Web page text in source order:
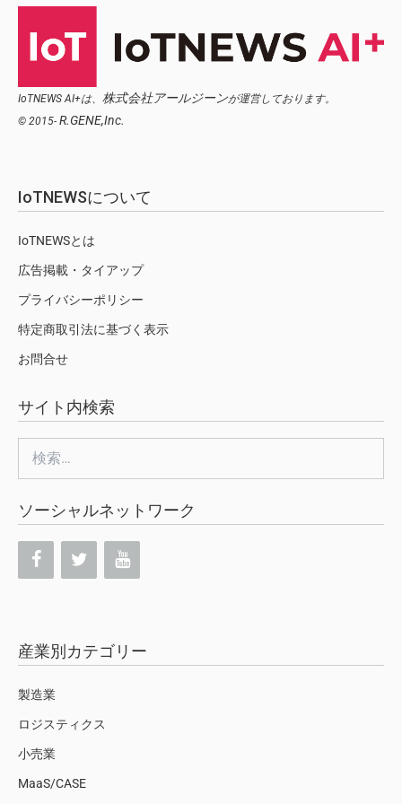
IoTNEWS AI+は、 株式会社アールジーンが運営しております。
© 2015- R.GENE,Inc.
IoTNEWSについて
IoTNEWSとは
広告掲載・タイアップ
プライバシーポリシー
特定商取引法に基づく表示
お問合せ
サイト内検索
索:
ソーシャルネットワーク
産業別カテゴリー
製造業
ロジスティクス
小売業
MaaS/CASE